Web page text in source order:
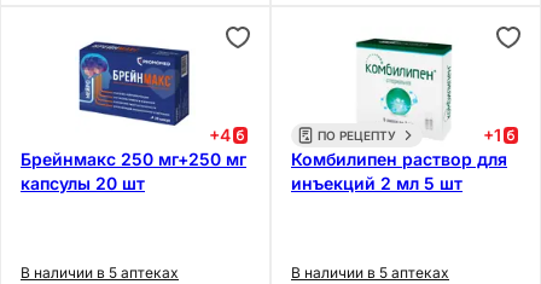
+4
Брейнмакс 250 мг+250 мг
капсулы 20 шт
В наличии в 5 аптеках
ПО РЕЦЕПТУ +1
Комбилипен раствор для
инъекций 2 мл 5 шт
В наличии в 5 аптеках